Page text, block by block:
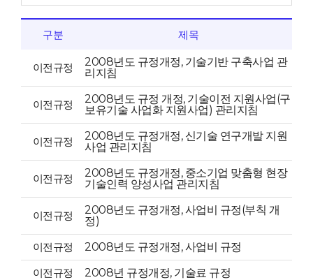
구분 제목
이전규정
2008년도 규정개정, 기술기반 구축사업 관
리지침
이전규정
2008년도 규정 개정, 기술이전 지원사업(구
보유기술 사업화 지원사업) 관리지침
이전규정
2008년도 규정개정, 신기술 연구개발 지원
사업 관리지침
이전규정
2008년도 규정개정, 중소기업 맞춤형 현장
기술인력 양성사업 관리지침
이전규정
2008년도 규정개정, 사업비 규정(부칙 개
정)
이전규정
2008년도 규정개정, 사업비 규정
이전규정
2008년 규정개정, 기술료 규정